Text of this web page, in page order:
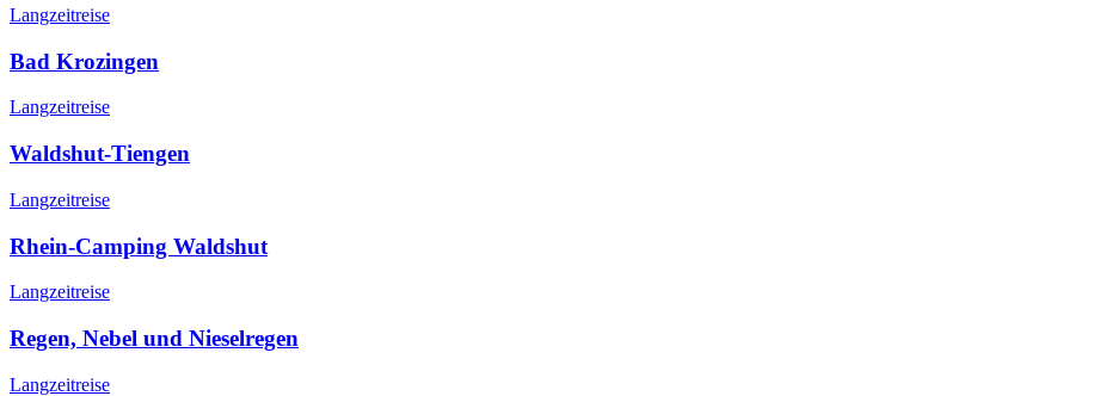
Langzeitreise
Bad Krozingen
Langzeitreise
Waldshut-Tiengen
Langzeitreise
Rhein-Camping Waldshut
Langzeitreise
Regen, Nebel und Nieselregen
Langzeitreise